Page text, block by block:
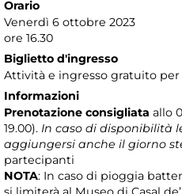
Orario
Venerdì 6 ottobre 2023
ore 16.30
Biglietto d'ingresso
Attività e ingresso gratuito
Informazioni
Prenotazione consigliata allo
19.00). In caso di disponibilità
aggiungersi anche il giorno
partecipanti
NOTA: In caso di pioggia